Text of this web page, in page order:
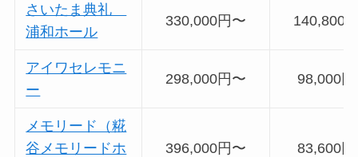
さいたま典礼
浦和ホール
330,000円〜 140,800
アイワセレモニ
ー
298,000円〜 98,000
メモリード（糀
谷メモリードホ
396,000円〜 83,600